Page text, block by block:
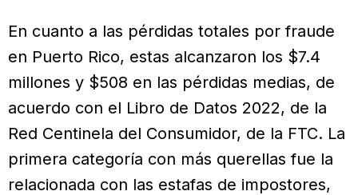
En cuanto a las pérdidas totales por fraude
en Puerto Rico, estas alcanzaron los $7.4
millones y $508 en las pérdidas medias, de
acuerdo con el Libro de Datos 2022, de la
Red Centinela del Consumidor, de la FTC. La
primera categoría con más querellas fue la
relacionada con las estafas de impostores,